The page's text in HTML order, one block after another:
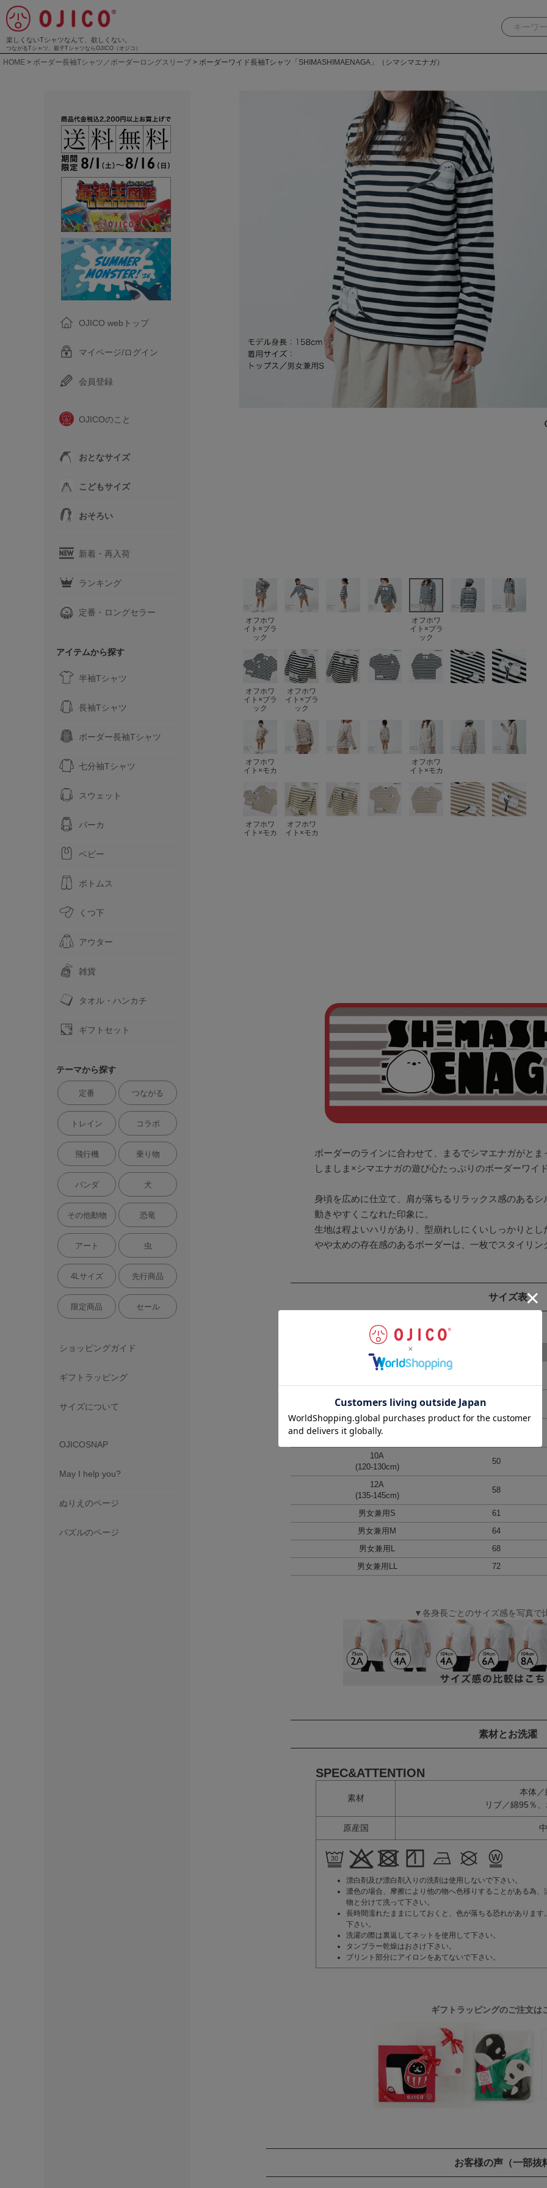
楽しくないTシャツなんて、欲しくない。
つながるTシャツ、親子TシャツならOJICO（オジコ）
HOME ボーダー長袖Tシャツ／ボーダーロングスリーブ ボーダーワイド長袖Tシャツ「SHIMASHIMAENAGA」（シマシマエナガ）
OJICO webトップ
マイページ/ログイン
会員登録
OJICOのこと
おとなサイズ
こどもサイズ
おそろい
新着・再入荷
ランキング
定番・ロングセラー
アイテムから探す
半袖Tシャツ
長袖Tシャツ
ボーダー長袖Tシャツ
七分袖Tシャツ
スウェット
パーカ
ベビー
ボトムス
くつ下
アウター
雑貨
タオル・ハンカチ
ギフトセット
テーマから探す
定番 つながる
トレイン コラボ
飛行機 乗り物
パンダ 犬
その他動物 恐竜
アート 虫
4Lサイズ 先行商品
限定商品 セール
ショッピングガイド
ギフトラッピング
サイズについて
OJICOSNAP
May I help you?
ぬりえのページ
パズルのページ
オフホワ
イト×ブラ
ック
オフホワ
イト×ブラ
ック
オフホワ
イト×ブラ
ック
オフホワ
イト×ブラ
ック
オフホワ
イト×モカ
オフホワ
イト×モカ
オフホワ
イト×モカ
オフホワ
イト×モカ
ボーダーのラインに合わせて、まるでシマエナガがとま
しましま×シマエナガの遊び心たっぷりのボーダーワイ
身頃を広めに仕立て、肩が落ちるリラックス感のあるシ
動きやすくこなれた印象に。
生地は程よいハリがあり、型崩れしにくいしっかりと
やや太めの存在感のあるボーダーは、一枚でスタイリン
サイズ表
表記
4A
6A
8A
(110-120cm)
10A
(120-130cm)
50
12A
(135-145cm)
58
男女兼用S 61
男女兼用M 64
男女兼用L 68
男女兼用LL 72
▼各身長ごとのサイズ感を写真で
素材とお洗濯
SPEC&ATTENTION
素材
本体
リブ／綿95％
原産国
漂白剤及び漂白剤入りの洗剤は使用しないで下さい。
濃色の場合、摩擦により他の物へ色移りすることがある為
物と分けて洗って下さい。
長時間濡れたままにしておくと、色が落ちる恐れがありま
下さい。
洗濯の際は裏返してネットを使用して下さい。
タンブラー乾燥はおさけ下さい。
プリント部分にアイロンをあてないで下さい。
ギフトラッピングのご注文は
お客様の声 （一部抜